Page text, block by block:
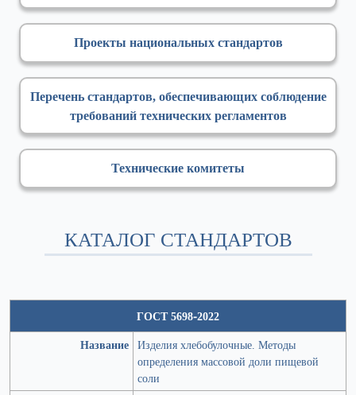
Проекты национальных стандартов
Перечень стандартов, обеспечивающих соблюдение
требований технических регламентов
Технические комитеты
КАТАЛОГ СТАНДАРТОВ
ГОСТ 5698-2022
Название Изделия хлебобулочные. Методы
определения массовой доли пищевой
соли